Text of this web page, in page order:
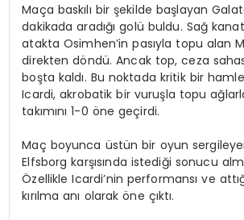
Maça baskılı bir şekilde başlayan
dakikada aradığı golü buldu. Sağ
atakta Osimhen’in pasıyla topu alan
direkten döndü. Ancak top, ceza
boşta kaldı. Bu noktada kritik bir
Icardi, akrobatik bir vuruşla topu
takımını 1-0 öne geçirdi.
Maç boyunca üstün bir oyun
Elfsborg karşısında istediği sonucu
Özellikle Icardi’nin performansı ve
kırılma anı olarak öne çıktı.